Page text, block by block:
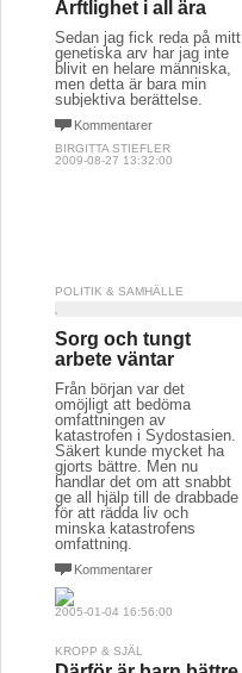
Ärftlighet i all ära
Sedan jag fick reda på mitt
genetiska arv har jag inte
blivit en helare människa,
men detta är bara min
subjektiva berättelse.
Kommentarer
BIRGITTA STIEFLER
2009-08-27 13:32:00
POLITIK & SAMHÄLLE
Sorg och tungt
arbete väntar
Från början var det
omöjligt att bedöma
omfattningen av
katastrofen i Sydostasien.
Säkert kunde mycket ha
gjorts bättre. Men nu
handlar det om att snabbt
ge all hjälp till de drabbade
för att rädda liv och
minska katastrofens
omfattning.
Kommentarer
2005-01-04 16:56:00
KROPP & SJÄL